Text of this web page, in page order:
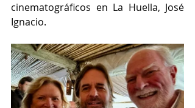
cinematográficos en La Huella, José
Ignacio.